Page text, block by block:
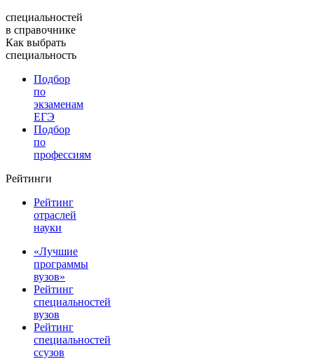
специальностей
в справочнике
Как выбрать
специальность
Подбор
по
экзаменам
ЕГЭ
Подбор
по
профессиям
Рейтинги
Рейтинг
отраслей
науки
«Лучшие
программы
вузов»
Рейтинг
специальностей
вузов
Рейтинг
специальностей
ссузов